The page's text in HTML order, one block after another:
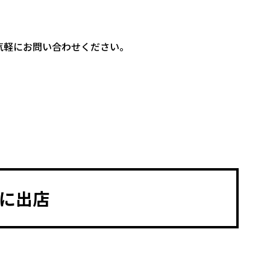
にお問い合わせください。
出店